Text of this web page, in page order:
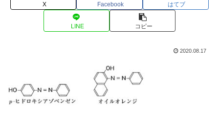
X Facebook はてブ
LINE コピー
2020.08.17